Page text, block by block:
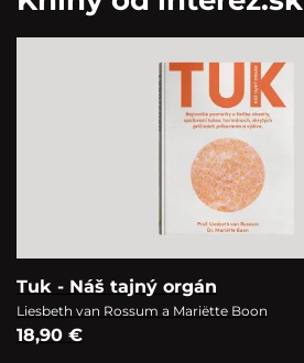
Tuk - Náš tajný orgán
Liesbeth van Rossum a Mariëtte Boon
18,90 €